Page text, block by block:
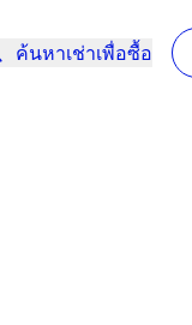
ค้นหาเช่าเพื่อซื้อ